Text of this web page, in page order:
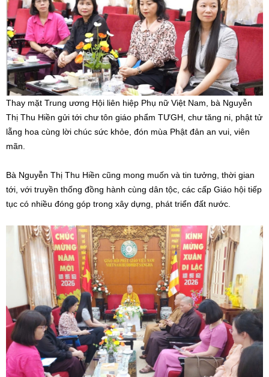
Thay mặt Trung ương Hội liên hiệp Phụ nữ Việt Nam, bà Nguyễn
Thị Thu Hiền gửi tới chư tôn giáo phẩm TƯGH, chư tăng ni, phật tử
lẵng hoa cùng lời chúc sức khỏe, đón mùa Phật đản an vui, viên
mãn.
Bà Nguyễn Thị Thu Hiền cũng mong muốn và tin tưởng, thời gian
tới, với truyền thống đồng hành cùng dân tộc, các cấp Giáo hội tiếp
tục có nhiều đóng góp trong xây dựng, phát triển đất nước.